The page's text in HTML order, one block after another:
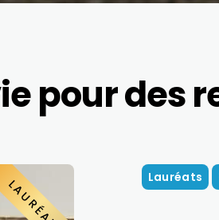
pour des
LAURÉAT Lauréats